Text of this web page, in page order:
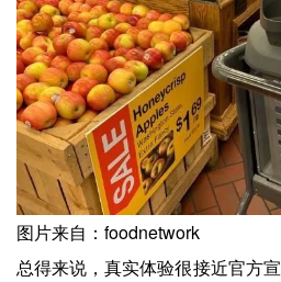
图片来自：foodnetwork
总得来说，真实体验很接近官方